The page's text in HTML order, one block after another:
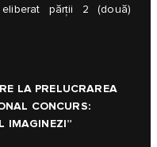
părţii 2 (două)
LA PRELUCRAREA
CONCURS:
IMAGINEZI”